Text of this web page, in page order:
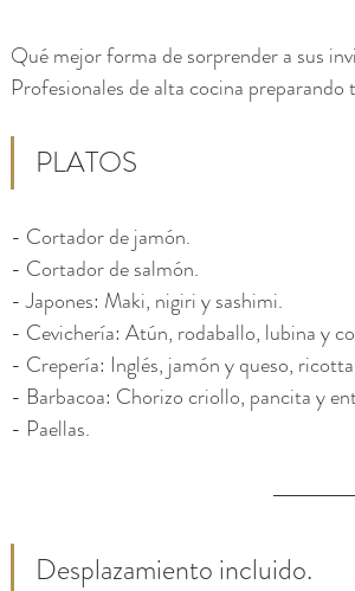
Qué mejor forma de sorprender a sus
Profesionales de alta cocina
PLATOS
- Cortador de jamón.
- Cortador de salmón.
- Japones: Maki, nigiri y sashimi.
- Cevichería: Atún, rodaballo, lubina y
- Crepería: Inglés, jamón y queso,
- Barbacoa: Chorizo criollo, pancita y
- Paellas.
Desplazamiento incluido.